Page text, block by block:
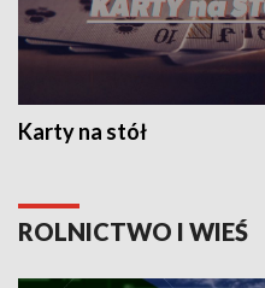
Karty na stół
ROLNICTWO I WIEŚ